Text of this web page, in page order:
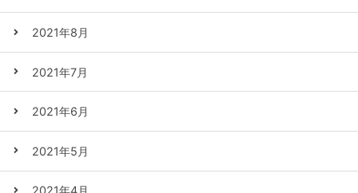
2021年8月
2021年7月
2021年6月
2021年5月